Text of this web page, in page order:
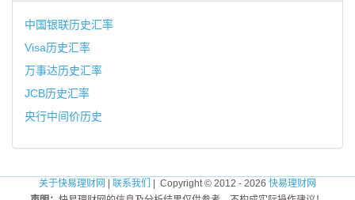
中国银联历史汇率
Visa历史汇率
万事达历史汇率
JCB历史汇率
央行中间价历史
关于快易理财网 联系我们 | Copyright © 2012 - 2026 快易理财网